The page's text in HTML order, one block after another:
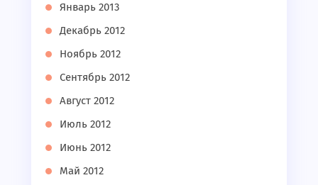
Январь 2013
Декабрь 2012
Ноябрь 2012
Сентябрь 2012
Август 2012
Июль 2012
Июнь 2012
Май 2012